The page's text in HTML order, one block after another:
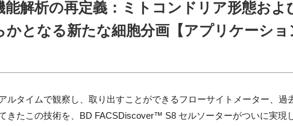
能解析の再定義：ミトコンドリア形態およ
かとなる新たな細胞分画【アプリケーシ
ルタイムで観察し、取り出すことができるフローサイトメーター、過
きたこの技術を、BD FACSDiscover™ S8 セルソーターがついに実現